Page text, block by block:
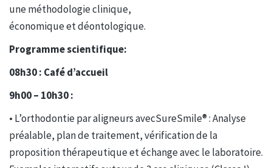
une méthodologie clinique,
économique et déontologique.
Programme scientifique:
08h30 : Café d’accueil
9h00 – 10h30 :
• L’orthodontie par aligneurs avecSureSmile® : Analyse
préalable, plan de traitement, vérification de la
proposition thérapeutique et échange avec le laboratoire.